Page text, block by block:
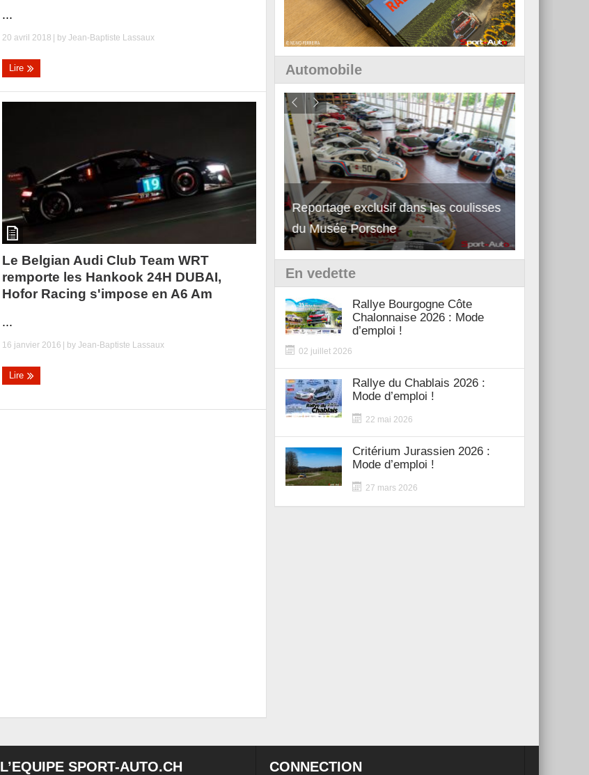
...
20 avril 2018 | byJean-Baptiste Lassaux
Lire
Le Belgian Audi Club Team WRT
remporte les Hankook 24H DUBAI,
Hofor Racing s'impose en A6 Am
...
16 janvier 2016 | byJean-Baptiste Lassaux
Lire
Automobile
Essai – Morgan Supersport
Reportage exclusif dans les coulisses
du Musée Porsche
En vedette
Rallye Bourgogne Côte
Chalonnaise 2026 : Mode
d’emploi !
02 juillet 2026
Rallye du Chablais 2026 :
Mode d’emploi !
22 mai 2026
Critérium Jurassien 2026 :
Mode d’emploi !
27 mars 2026
L’EQUIPE SPORT-AUTO.CH CONNECTION